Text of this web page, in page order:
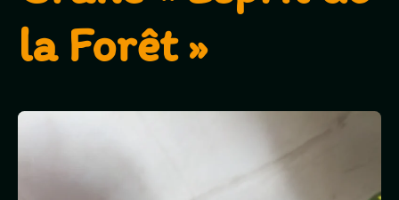
la Forêt »